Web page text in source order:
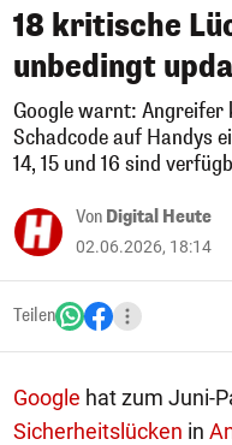
18 kritische
unbedingt
Google warnt: Angreifer
Schadcode auf Handys
14, 15 und 16 sind
Von Digital Heute
02.06.2026, 18:14
Teilen
Google hat zum Juni-
Sicherheitslücken in